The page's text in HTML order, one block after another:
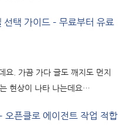
택 가이드 – 무료부터 유료
요. 가끔 가다 글도 깨지도 먼지
현상이 나타 나는데요…
픈클로 에이전트 작업 적합